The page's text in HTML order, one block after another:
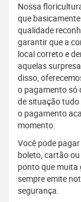
Nossa
que
qualidade
garantir que a
local correto e
aquelas
disso,
o pagamento só
de situação
o pagamento
momento.
Você pode
boleto, cartão
ponto que muita
sempre emite
segurança.